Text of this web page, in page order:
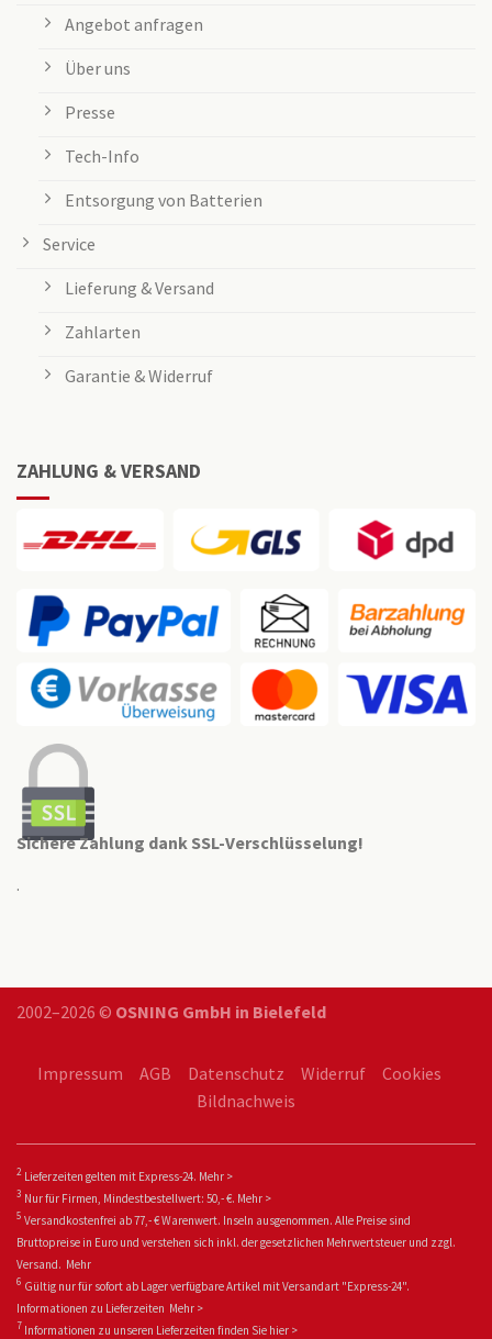
Angebot anfragen
Über uns
Presse
Tech-Info
Entsorgung von Batterien
Service
Lieferung & Versand
Zahlarten
Garantie & Widerruf
ZAHLUNG & VERSAND
Sichere Zahlung dank SSL-Verschlüsselung!
.
2002–2026 © OSNING GmbH in Bielefeld
Impressum AGB Datenschutz Widerruf
Cookies
Bildnachweis
2 Lieferzeiten gelten mit Express-24. Mehr >
3 Nur für Firmen, Mindestbestellwert: 50,- €. Mehr >
5 Versandkostenfrei ab 77,- € Warenwert. Inseln ausgenommen. Alle Preise sind
Bruttopreise in Euro und verstehen sich inkl. der gesetzlichen Mehrwertsteuer und zzgl.
Versand. Mehr
6 Gültig nur für sofort ab Lager verfügbare Artikel mit Versandart "Express-24".
Informationen zu Lieferzeiten Mehr >
7 Informationen zu unseren Lieferzeiten finden Sie hier >